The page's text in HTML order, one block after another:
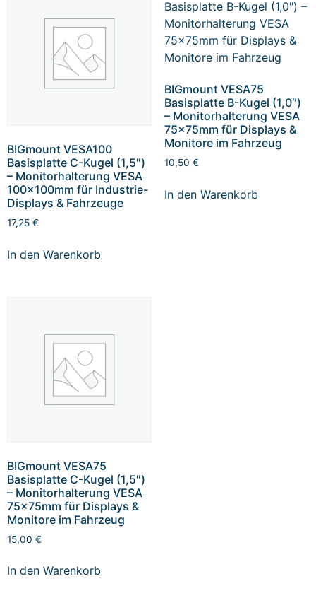
BIGmount VESA100
Basisplatte C-Kugel (1,5″)
– Monitorhalterung VESA
100x100mm für Industrie-
Displays & Fahrzeuge
17,25 €
In den Warenkorb
BIGmount VESA75
Basisplatte B-Kugel (1,0″)
– Monitorhalterung VESA
75x75mm für Displays &
Monitore im Fahrzeug
10,50 €
In den Warenkorb
BIGmount VESA75
Basisplatte C-Kugel (1,5″)
– Monitorhalterung VESA
75x75mm für Displays &
Monitore im Fahrzeug
15,00 €
In den Warenkorb